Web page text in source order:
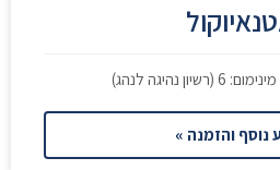
6 (רשיון נהיגה לנהג)
נוסף והזמנה »